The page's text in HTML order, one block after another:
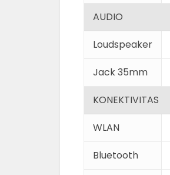
AUDIO
Loudspeaker
Jack 35mm
KONEKTIVITAS
WLAN
Bluetooth